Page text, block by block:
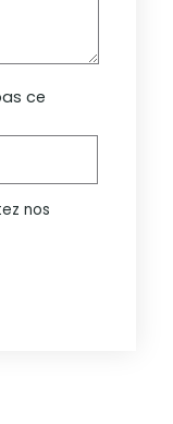
ce
nos